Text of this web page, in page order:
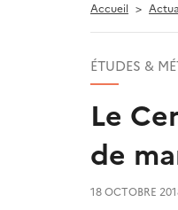
Accueil
ÉTUDES &
Le
de
18 OCTOBRE